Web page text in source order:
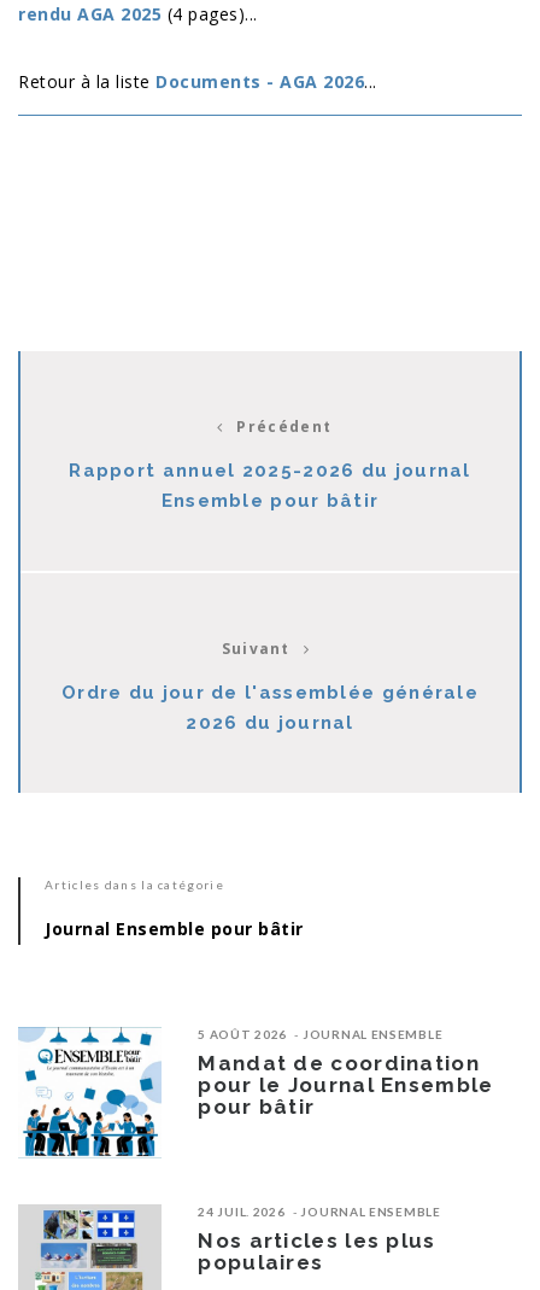
rendu AGA 2025 (4 pages)...
Retour à la liste Documents - AGA 2026...
Précédent
Rapport annuel 2025-2026 du journal
Ensemble pour bâtir
Suivant
Ordre du jour de l'assemblée générale
2026 du journal
Articles dans la catégorie
Journal Ensemble pour bâtir
5 AOÛT 2026 JOURNAL ENSEMBLE
Mandat de coordination
pour le Journal Ensemble
pour bâtir
24 JUIL. 2026 JOURNAL ENSEMBLE
Nos articles les plus
populaires